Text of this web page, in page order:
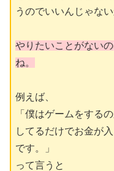
うのでいいんじゃな
やりたいことがない
ね。
例えば、
「僕はゲームをする
してるだけでお金が
です。」
って言うと